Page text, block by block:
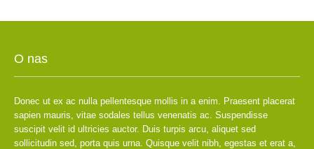
O nas
Donec ut ex ac nulla pellentesque mollis in a enim. Praesent placerat
sapien mauris, vitae sodales tellus venenatis ac. Suspendisse
suscipit velit id ultricies auctor. Duis turpis arcu, aliquet sed
sollicitudin sed, porta quis urna. Quisque velit nibh, egestas et erat a,